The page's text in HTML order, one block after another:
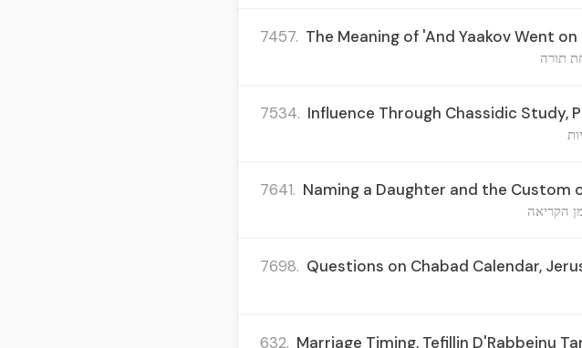
7457. The Meaning of 'And Yaakov Went
תורה
7534. Influence Through Chassidic Study,
7641. Naming a Daughter and the Custom
הקריאה
7698. Questions on Chabad Calendar,
632. Marriage Timing, Tefillin D'Rabbeinu